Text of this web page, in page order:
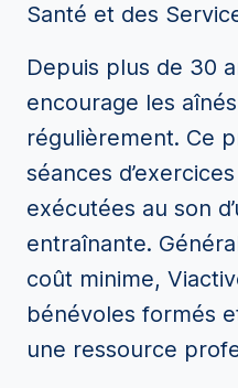
Santé et des
Depuis plus de 30
encourage les
régulièrement. Ce
séances
exécutées au son
entraînante.
coût minime,
bénévoles formés
une ressource